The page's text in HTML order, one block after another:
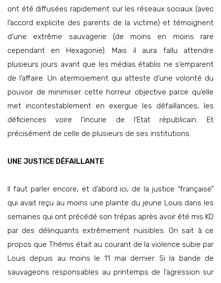
ont été diffusées rapidement sur les réseaux sociaux (avec
l’accord explicite des parents de la victime) et témoignent
d’une extrême sauvagerie (de moins en moins rare
cependant en Hexagonie). Mais il aura fallu attendre
plusieurs jours avant que les médias établis ne s’emparent
de l’affaire. Un atermoiement qui atteste d’une volonté du
pouvoir de minimiser cette horreur objective parce qu’elle
met incontestablement en exergue les défaillances, les
déficiences voire l’incurie de l’Etat républicain. Et
précisément de celle de plusieurs de ses institutions.
UNE JUSTICE DÉFAILLANTE
Il faut parler encore, et d’abord ici, de la justice “française”
qui avait reçu au moins une plainte du jeune Louis dans les
semaines qui ont précédé son trépas après avoir été mis KO
par des délinquants extrêmement nuisibles. On sait à ce
propos que Thémis était au courant de la violence subie par
Louis depuis au moins le 11 mai dernier. Si la bande de
sauvageons responsables au printemps de l’agression sur